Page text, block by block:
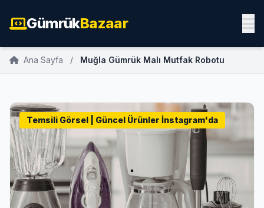
GümrükBazaar
Ana Sayfa / Muğla Gümrük Malı Mutfak Robotu
Temsili Görsel | Güncel Ürünler İnstagram'da